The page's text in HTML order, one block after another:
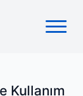
Kullanım